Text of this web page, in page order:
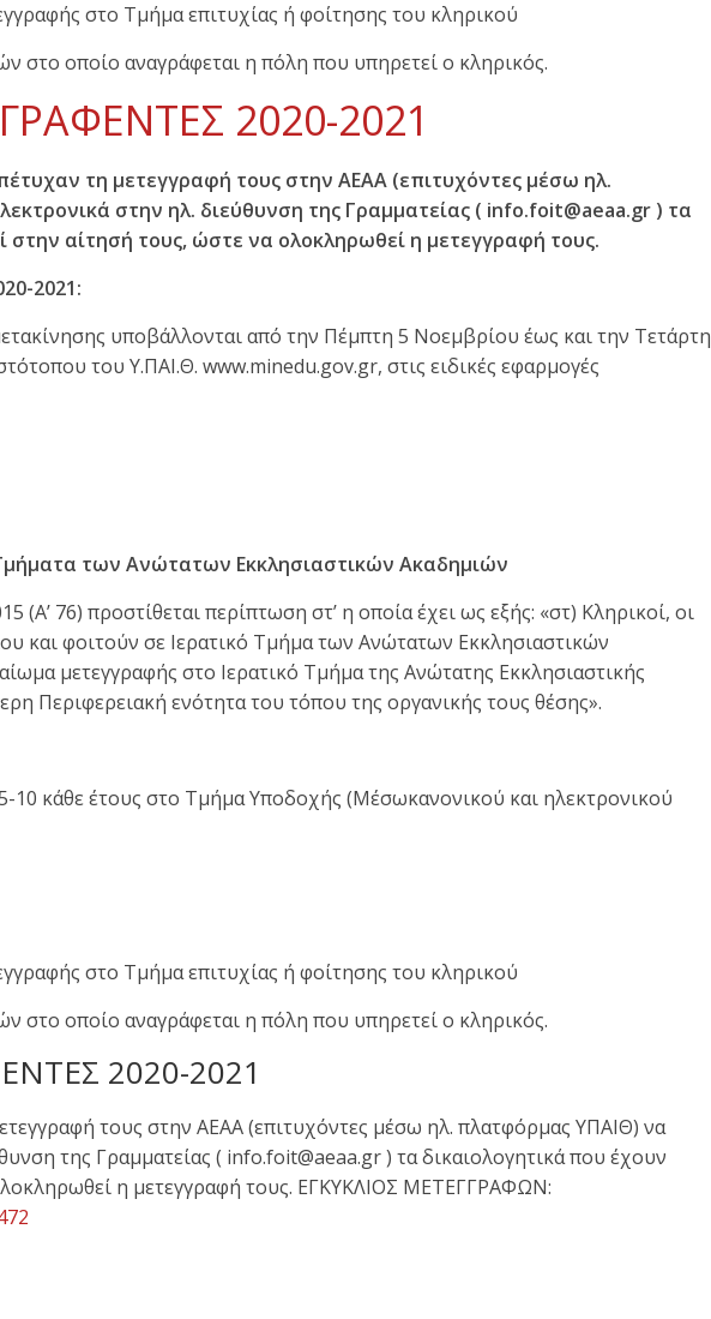
στο Τμήμα επιτυχίας ή φοίτησης του κληρικού
στο οποίο αναγράφεται η πόλη που υπηρετεί ο κληρικός.
2020-2021
τη μετεγγραφή τους στην ΑΕΑΑ (επιτυχόντες μέσω ηλ.
στην ηλ. διεύθυνση της Γραμματείας ( info.foit@aeaa.gr ) τα
στην αίτησή τους, ώστε να ολοκληρωθεί η μετεγγραφή τους.
2021:
υποβάλλονται από την Πέμπτη 5 Νοεμβρίου έως και την Τετάρτη
του Υ.ΠΑΙ.Θ. www.minedu.gov.gr, στις ειδικές εφαρμογές
των Ανώτατων Εκκλησιαστικών Ακαδημιών
(Α’ 76) προστίθεται περίπτωση στ’ η οποία έχει ως εξής: «στ) Κληρικοί, οι
και φοιτούν σε Ιερατικό Τμήμα των Ανώτατων Εκκλησιαστικών
μετεγγραφής στο Ιερατικό Τμήμα της Ανώτατης Εκκλησιαστικής
Περιφερειακή ενότητα του τόπου της οργανικής τους θέσης».
10 κάθε έτους στο Τμήμα Υποδοχής (Μέσωκανονικού και ηλεκτρονικού
στο Τμήμα επιτυχίας ή φοίτησης του κληρικού
στο οποίο αναγράφεται η πόλη που υπηρετεί ο κληρικός.
2020-2021
τους στην ΑΕΑΑ (επιτυχόντες μέσω ηλ. πλατφόρμας ΥΠΑΙΘ) να
της Γραμματείας ( info.foit@aeaa.gr ) τα δικαιολογητικά που έχουν
η μετεγγραφή τους. ΕΓΚΥΚΛΙΟΣ ΜΕΤΕΓΓΡΑΦΩΝ: